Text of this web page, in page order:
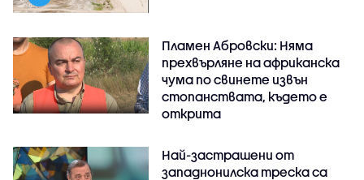
Пламен Абровски: Няма
прехвърляне на африканска
чума по свинете извън
стопанствата, където е
открита
Най-застрашени от
западнонилска треска са